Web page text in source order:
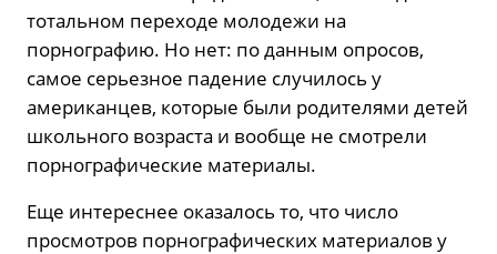
тотальном переходе молодежи на
порнографию. Но нет: по данным опросов,
самое серьезное падение случилось у
американцев, которые были родителями детей
школьного возраста и вообще не смотрели
порнографические материалы.
Еще интереснее оказалось то, что число
просмотров порнографических материалов у